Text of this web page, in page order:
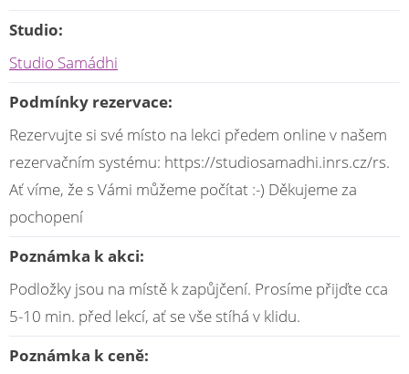
Studio:
Studio Samádhi
Podmínky rezervace:
Rezervujte si své místo na lekci předem online v našem
rezervačním systému: https://studiosamadhi.inrs.cz/rs.
Ať víme, že s Vámi můžeme počítat :-) Děkujeme za
pochopení
Poznámka k akci:
Podložky jsou na místě k zapůjčení. Prosíme přijďte cca
5-10 min. před lekcí, ať se vše stíhá v klidu.
Poznámka k ceně: